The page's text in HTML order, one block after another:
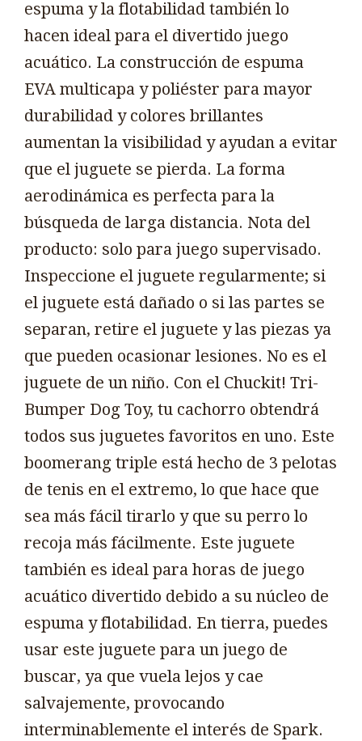
espuma y la flotabilidad también lo
hacen ideal para el divertido juego
acuático. La construcción de espuma
EVA multicapa y poliéster para mayor
durabilidad y colores brillantes
aumentan la visibilidad y ayudan a evitar
que el juguete se pierda. La forma
aerodinámica es perfecta para la
búsqueda de larga distancia. Nota del
producto: solo para juego supervisado.
Inspeccione el juguete regularmente; si
el juguete está dañado o si las partes se
separan, retire el juguete y las piezas ya
que pueden ocasionar lesiones. No es el
juguete de un niño. Con el Chuckit! Tri-
Bumper Dog Toy, tu cachorro obtendrá
todos sus juguetes favoritos en uno. Este
boomerang triple está hecho de 3 pelotas
de tenis en el extremo, lo que hace que
sea más fácil tirarlo y que su perro lo
recoja más fácilmente. Este juguete
también es ideal para horas de juego
acuático divertido debido a su núcleo de
espuma y flotabilidad. En tierra, puedes
usar este juguete para un juego de
buscar, ya que vuela lejos y cae
salvajemente, provocando
interminablemente el interés de Spark.